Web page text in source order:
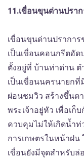
11.เขื่อนขุนด่านปรา
เขื่อนขุนด่านปราการ
เป็นเขื่อนคอนกรีตอัด
ตั้งอยู่ที่ บ้านท่าด่าน ต
เป็นเขื่อนนครนายก
ผ่อนชมวิว สร้างขึ้นต
พระเจ้าอยู่หัว เพื่อเก็
ควบคุมไม่ให้เกิดน้ำ
การเกษตรในหน้าฝน
เขื่อนยังมีจุดสำหรับล่